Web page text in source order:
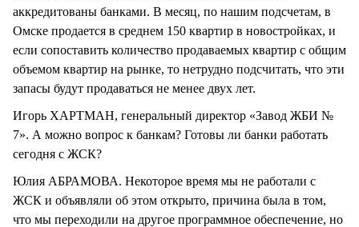
аккредитованы банками. В месяц, по нашим подсчетам, в
Омске продается в среднем 150 квартир в новостройках, и
если сопоставить количество продаваемых квартир с общим
объемом квартир на рынке, то нетрудно подсчитать, что эти
запасы будут продаваться не менее двух лет.
Игорь ХАРТМАН, генеральный директор «Завод ЖБИ №
7». А можно вопрос к банкам? Готовы ли банки работать
сегодня с ЖСК?
Юлия АБРАМОВА. Некоторое время мы не работали с
ЖСК и объявляли об этом открыто, причина была в том,
что мы переходили на другое программное обеспечение, но